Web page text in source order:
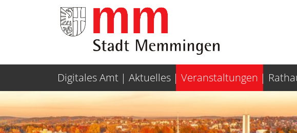
Weiter zur Navigation Weiter zum Inhalt
Digitales Amt Aktuelles Veranstaltungen